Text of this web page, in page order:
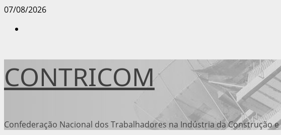
Avançar
07/08/2026
CONTRICOM
Confederação Nacional dos Trabalhadores na Indústria da Construção